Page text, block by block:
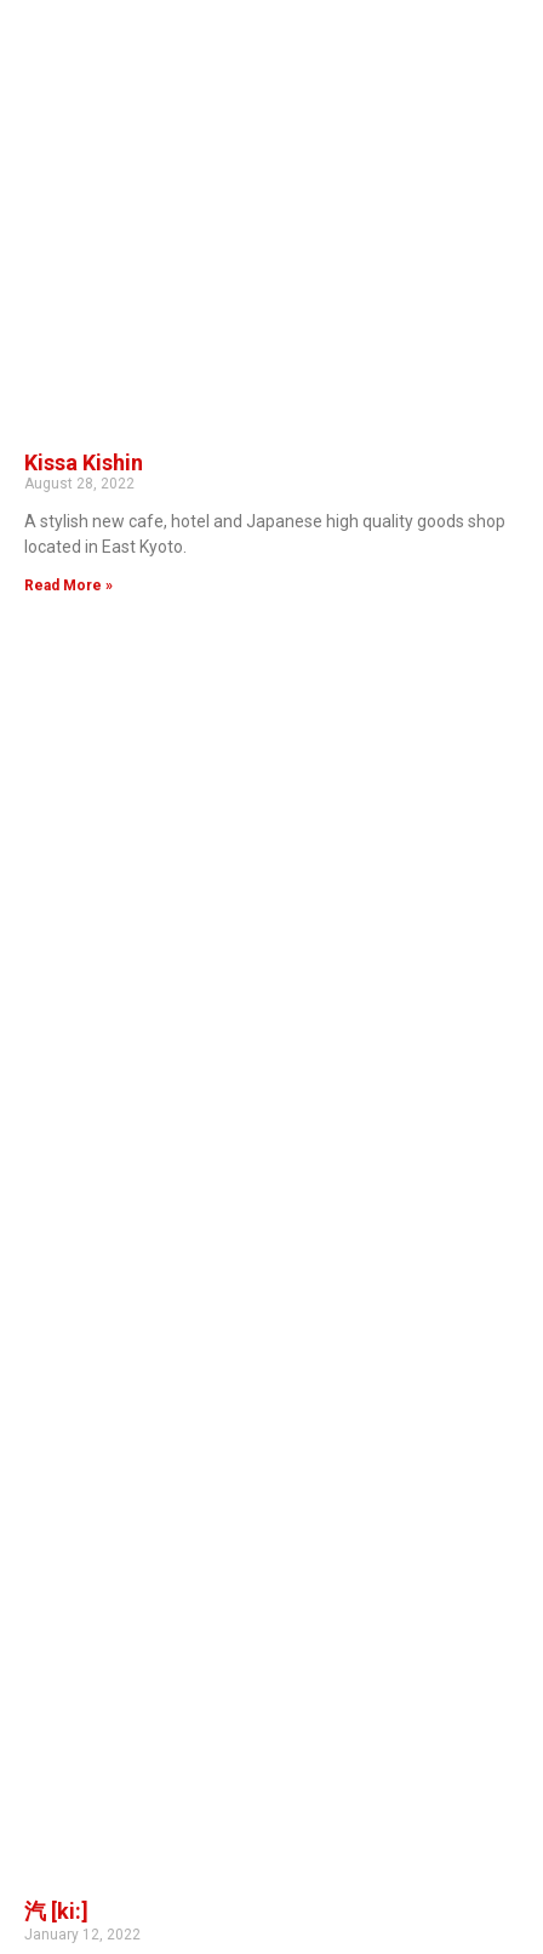
Kissa Kishin
August 28, 2022
A stylish new cafe, hotel and Japanese high quality goods shop
located in East Kyoto.
Read More »
汽 [ki:]
January 12, 2022